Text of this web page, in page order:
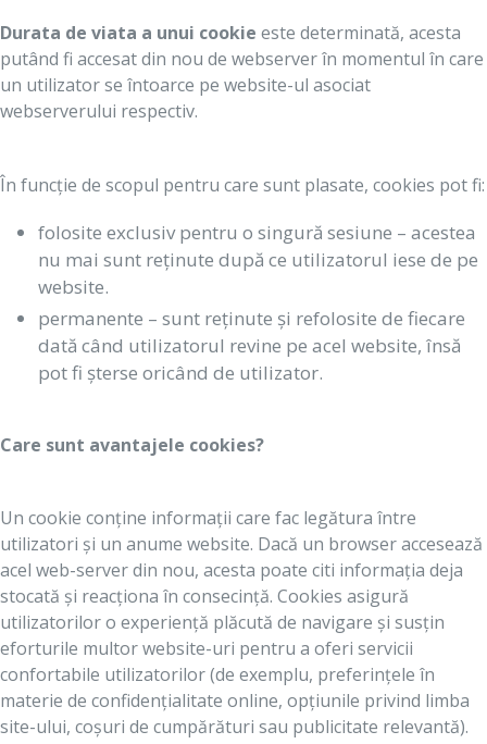
Durata de viata a unui cookie este determinată, acesta
putând fi accesat din nou de webserver în momentul în care
un utilizator se întoarce pe website-ul asociat
webserverului respectiv.
În funcție de scopul pentru care sunt plasate, cookies pot fi:
folosite exclusiv pentru o singură sesiune – acestea
nu mai sunt reținute după ce utilizatorul iese de pe
website.
permanente – sunt reținute și refolosite de fiecare
dată când utilizatorul revine pe acel website, însă
pot fi șterse oricând de utilizator.
Care sunt avantajele cookies?
Un cookie conține informații care fac legătura între
utilizatori și un anume website. Dacă un browser accesează
acel web-server din nou, acesta poate citi informația deja
stocată și reacționa în consecință. Cookies asigură
utilizatorilor o experiență plăcută de navigare și susțin
eforturile multor website-uri pentru a oferi servicii
confortabile utilizatorilor (de exemplu, preferințele în
materie de confidențialitate online, opțiunile privind limba
site-ului, coșuri de cumpărături sau publicitate relevantă).